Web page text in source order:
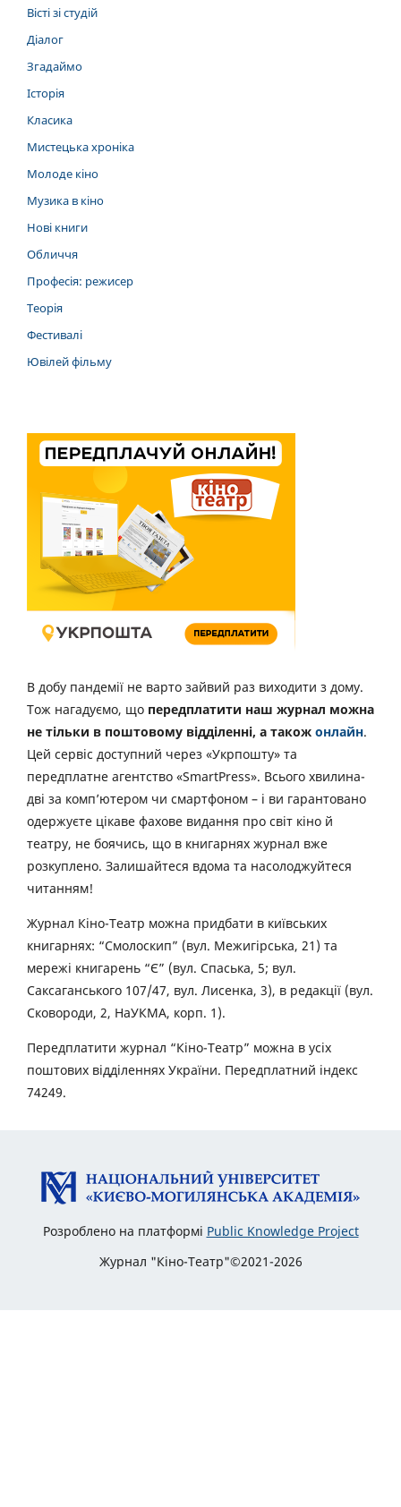
Вісті зі студій
Діалог
Згадаймо
Історія
Класика
Мистецька хроніка
Молоде кіно
Музика в кіно
Нові книги
Обличчя
Професія: режисер
Теорія
Фестивалі
Ювілей фільму
В добу пандемії не варто зайвий раз виходити з дому.
Тож нагадуємо, що передплатити наш журнал можна
не тільки в поштовому відділенні, а також онлайн.
Цей сервіс доступний через «Укрпошту» та
передплатне агентство «SmartPress». Всього хвилина-
дві за комп’ютером чи смартфоном – і ви гарантовано
одержуєте цікаве фахове видання про світ кіно й
театру, не боячись, що в книгарнях журнал вже
розкуплено. Залишайтеся вдома та насолоджуйтеся
читанням!
Журнал Кіно-Театр можна придбати в київських
книгарнях: “Смолоскип” (вул. Межигірська, 21) та
мережі книгарень “Є” (вул. Спаська, 5; вул.
Саксаганського 107/47, вул. Лисенка, 3), в редакції (вул.
Сковороди, 2, НаУКМА, корп. 1).
Передплатити журнал “Кіно-Театр” можна в усіх
поштових відділеннях України. Передплатний індекс
74249.
Розроблено на платформі Public Knowledge Project
Журнал "Кіно-Театр"©2021-2026